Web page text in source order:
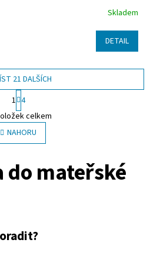
Skladem
DETAIL
O
v
l
á
a
c
k
y
21 DALŠÍCH
S
t
r
á
n
k
v
á
n
1 4
celkem
NAHORU
do mateřské